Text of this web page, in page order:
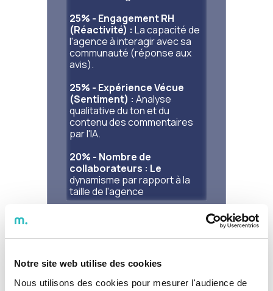
Notre site web utilise des cookies
Nous utilisons des cookies pour mesurer l'audience de
25% - Engagement RH
(Réactivité) : La capacité de
l'agence à interagir avec sa
communauté (réponse aux
avis).
25% - Expérience Vécue
(Sentiment) : Analyse
qualitative du ton et du
contenu des commentaires
par l'IA.
20% - Nombre de
collaborateurs : Le
dynamisme par rapport à la
taille de l'agence
Chiffres clés